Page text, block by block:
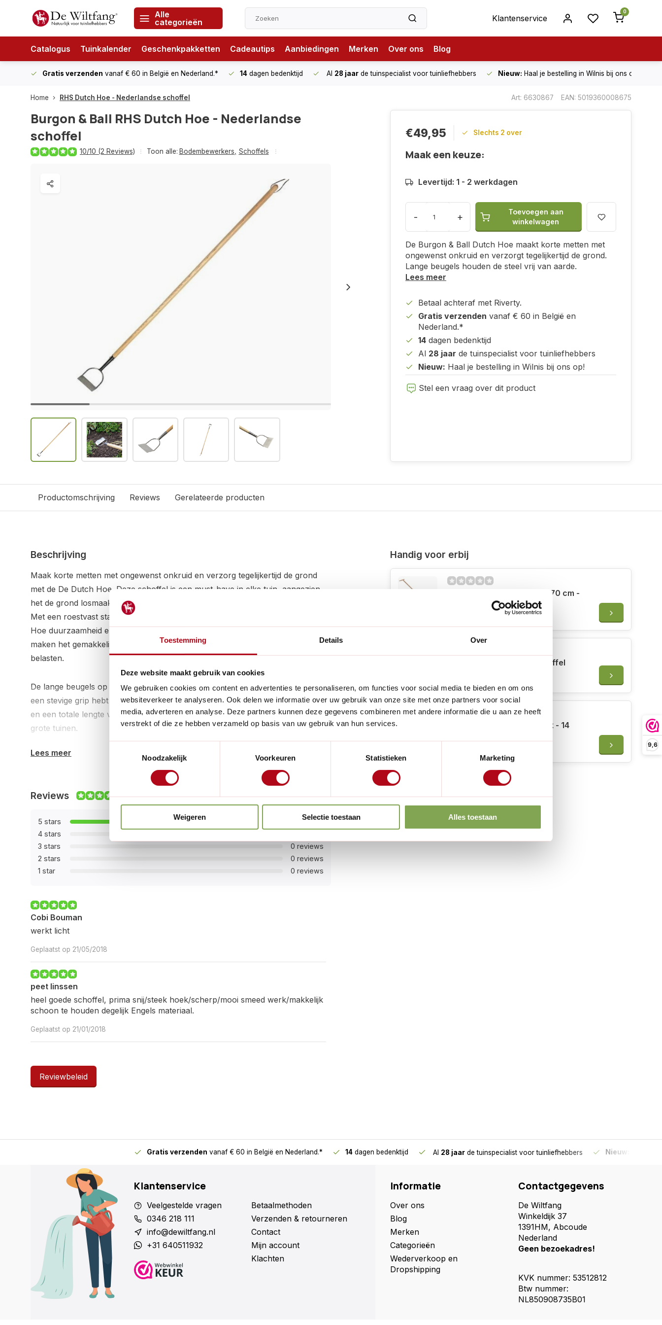
Toestemming Details Over
Deze website maakt gebruik van cookies
We gebruiken cookies om content en advertenties te personaliseren, om functies voor social media te bieden en om ons
websiteverkeer te analyseren. Ook delen we informatie over uw gebruik van onze site met onze partners voor social
media, adverteren en analyse. Deze partners kunnen deze gegevens combineren met andere informatie die u aan ze heeft
verstrekt of die ze hebben verzameld op basis van uw gebruik van hun services.
Noodzakelijk
Voorkeuren Statistieken Marketing
Weigeren Selectie toestaan Alles toestaan
9,6
Alle
categorieën
Klantenservice
0
Catalogus Tuinkalender Geschenkpakketten Cadeautips Aanbiedingen Merken Over ons Blog
Gratis verzenden vanaf € 60 in België en Nederland.* 14 dagen bedenktijd Al 28 jaar de tuinspecialist voor tuinliefhebbers Nieuw: Haal je bestelling in Wilnis bij ons op!
Home RHS Dutch Hoe - Nederlandse schoffel Art: 6630867 EAN: 5019360008675
Burgon & Ball RHS Dutch Hoe - Nederlandse
schoffel
10/10 (2 Reviews) Toon alle: Bodembewerkers, Schoffels
€49,95 Slechts 2 over
Maak een keuze:
Levertijd: 1 - 2 werkdagen
- +
Toevoegen aan
winkelwagen
De Burgon & Ball Dutch Hoe maakt korte metten met
ongewenst onkruid en verzorgt tegelijkertijd de grond.
Lange beugels houden de steel vrij van aarde.
Lees meer
Betaal achteraf met Riverty.
Gratis verzenden vanaf € 60 in België en
Nederland.*
14 dagen bedenktijd
Al 28 jaar de tuinspecialist voor tuinliefhebbers
Nieuw: Haal je bestelling in Wilnis bij ons op!
Stel een vraag over dit product
Productomschrijving Reviews Gerelateerde producten
Beschrijving
Maak korte metten met ongewenst onkruid en verzorg tegelijkertijd de grond
met de De Dutch Hoe. Deze schoffel is een must-have in elke tuin, aangezien
het de grond losmaakt op een manier die niet vaak genoeg gedaan kan worden.
Met een roestvast stalen blad en een FSC houten handvat, biedt de De Dutch
Hoe duurzaamheid en comfort in één. Het lichte gewicht en de lange steel
maken het gemakkelijk om te manoeuvreren zonder dat je jezelf hoeft te
belasten.
De lange beugels op de schoffel houden de steel vrij van aarde, waardoor je
een stevige grip hebt en efficiënt kunt werken. Met een bladbreedte van 12 cm
en een totale lengte van 163 cm, is deze schoffel ideaal voor zowel kleine als
grote tuinen.
Investeer in de kwaliteit en praktisch nut van de De Dutch Hoe, en geniet van
een moeiteloze tuinervaring. Met een gewicht van slechts 1 kg, is deze schoffel
zowel krachtig als handzaam, waardoor tuinieren een plezierige en effectieve
bezigheid wordt.
Lees meer
Reviews 10/10
5 stars
2 reviews
4 stars
3 stars
0 reviews
2 stars
0 reviews
1 star
0 reviews
Cobi Bouman
werkt licht
Geplaatst op 21/05/2018
peet linssen
heel goede schoffel, prima snij/steek hoek/scherp/mooi smeed werk/makkelijk
schoon te houden degelijk Engels materiaal.
Geplaatst op 21/01/2018
Reviewbeleid
Handig voor erbij
Sneeboer Schoffelsteel - 170 cm -
Inclusief hilt
Sneeboer Royal Hand schoffel
Burgon & Ball RHS Tuinhark - 14
Gratis verzenden vanaf € 60 in België en Nederland.* 14 dagen bedenktijd Al 28 jaar de tuinspecialist voor tuinliefhebbers Nieuw:
Klantenservice
Veelgestelde vragen
0346 218 111
info@dewiltfang.nl
+31 640511932
Betaalmethoden
Verzenden & retourneren
Contact
Mijn account
Klachten
Informatie
Over ons
Blog
Merken
Categorieën
Wederverkoop en
Dropshipping
Contactgegevens
De Wiltfang
Winkeldijk 37
1391HM, Abcoude
Nederland
Geen bezoekadres!
KVK nummer: 53512812
Btw nummer:
NL850908735B01